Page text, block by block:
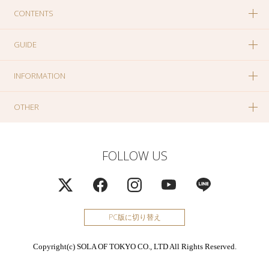
CONTENTS
GUIDE
INFORMATION
OTHER
FOLLOW US
PC版に切り替え
Copyright(c) SOLA OF TOKYO CO., LTD All Rights Reserved.